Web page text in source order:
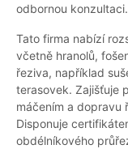
odbornou konzultaci.
Tato firma nabízí
včetně hranolů,
řeziva, například
terasovek. Zajišťuje
máčením a dopravu
Disponuje
obdélníkového